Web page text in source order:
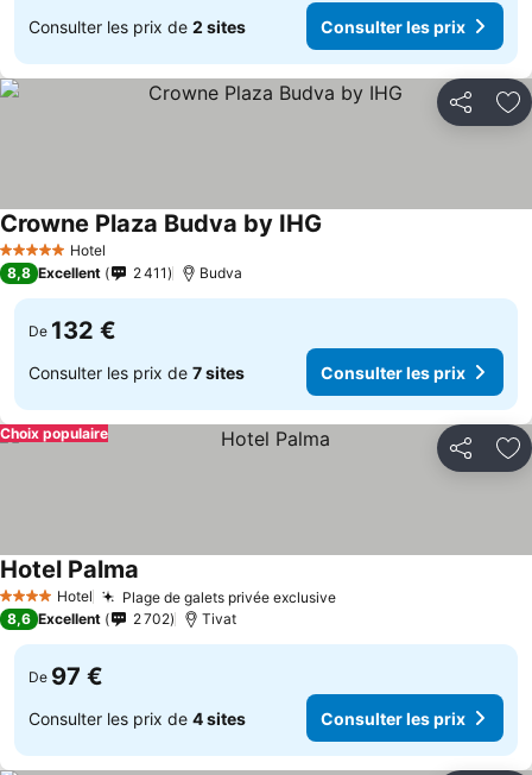
Consulter les prix de 2 sites Consulter les prix
Partager
5 Étoiles Hotel
Crowne Plaza Budva by IHG
8,8 Excellent 2 411 Budva
De 132 €
Consulter les prix de 7 sites Consulter les prix
Partager
Choix populaire
4 Étoiles Hotel Plage de galets privée exclusive
Hotel Palma
8,6 Excellent 2 702 Tivat
De 97 €
Consulter les prix de 4 sites Consulter les prix